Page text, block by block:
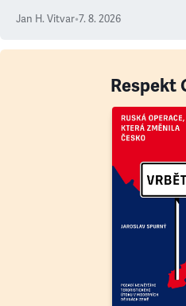
salvy i kritika pokrokářů
Jan H. Vitvar•7. 8. 2026
Respekt